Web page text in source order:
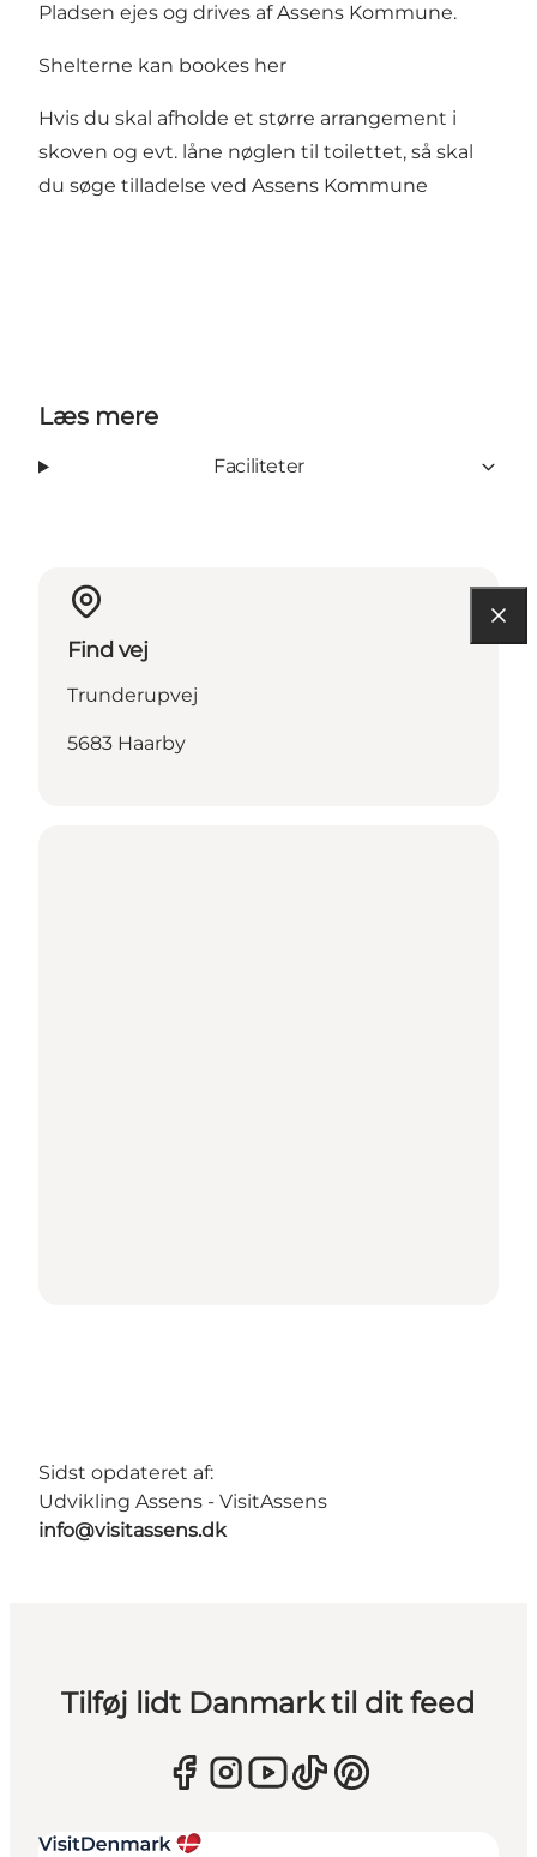
Pladsen ejes og drives af Assens Kommune.
Shelterne kan bookes her
Hvis du skal afholde et større arrangement i
skoven og evt. låne nøglen til toilettet, så skal
du søge tilladelse ved Assens Kommune
Læs mere
Faciliteter
Find vej
Trunderupvej
5683 Haarby
Sidst opdateret af:
Udvikling Assens - VisitAssens
info@visitassens.dk
Tilføj lidt Danmark til dit feed